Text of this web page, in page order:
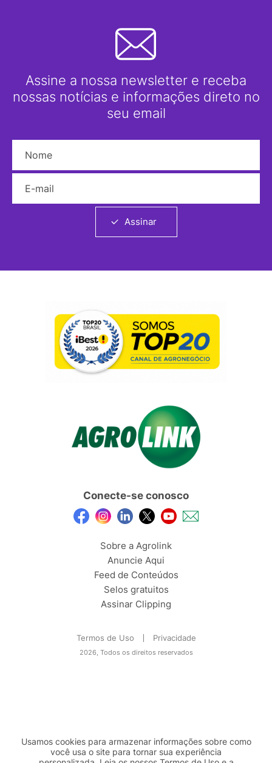
Assine a nossa newsletter e receba
nossas notícias e informações direto no
seu email
Assinar
Conecte-se conosco
Sobre a Agrolink
Anuncie Aqui
Feed de Conteúdos
Selos gratuitos
Assinar Clipping
Termos de Uso Privacidade
2026, Todos os direitos reservados
Usamos cookies para armazenar informações sobre como
você usa o site para tornar sua experiência